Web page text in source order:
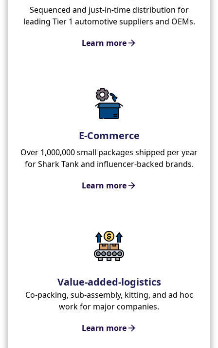
Sequenced and just-in-time distribution for
leading Tier 1 automotive suppliers and OEMs.
Learn more
E-Commerce
Over 1,000,000 small packages shipped per year
for Shark Tank and influencer-backed brands.
Learn more
Value-added-logistics
Co-packing, sub-assembly, kitting, and ad hoc
work for major companies.
Learn more